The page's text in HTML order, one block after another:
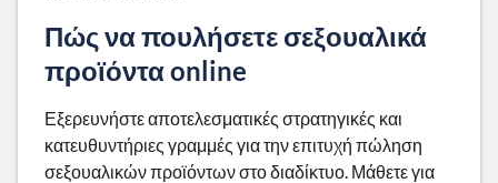
Πώς να πουλήσετε σεξουαλικά
προϊόντα online
Εξερευνήστε αποτελεσματικές στρατηγικές και
κατευθυντήριες γραμμές για την επιτυχή πώληση
σεξουαλικών προϊόντων στο διαδίκτυο. Μάθετε για